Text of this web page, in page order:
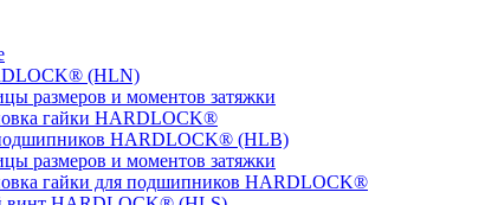
(HLN)
размеров и моментов затяжки
гайки HARDLOCK®
HARDLOCK® (HLB)
размеров и моментов затяжки
гайки для подшипников HARDLOCK®